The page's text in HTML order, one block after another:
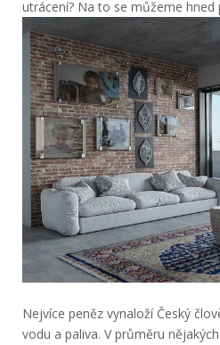
utrácení? Na to se můžeme hned
Nejvíce peněz vynaloží Český
vodu a paliva. V průměru